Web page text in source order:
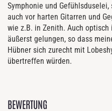
Symphonie und
auch vor harten Gitarren und
wie z.B. in Zenith. Auch
äußerst gelungen, so dass
Hübner sich zurecht mit
übertreffen würden.
BEWERTUNG